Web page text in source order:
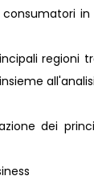
regioni
dei